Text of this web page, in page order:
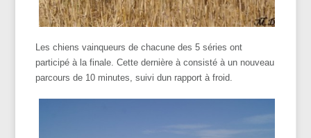
Les chiens vainqueurs de chacune des 5 séries ont
participé à la finale. Cette dernière à consisté à un nouveau
parcours de 10 minutes, suivi dun rapport à froid.